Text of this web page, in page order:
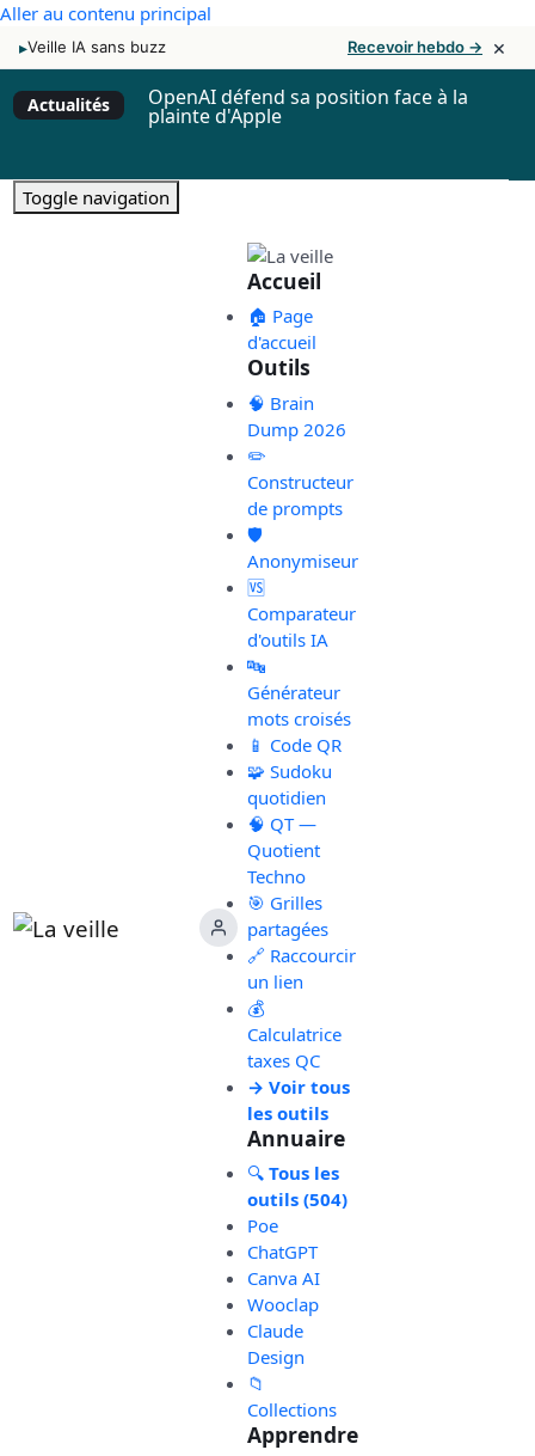
Aller au contenu principal
▸Veille IA sans buzz Recevoir hebdo → ×
Actualités OpenAI défend sa position face à la
plainte d'Apple
Toggle navigation
Accueil
🏠 Page
d'accueil
Outils
🧠 Brain
Dump 2026
✏️
Constructeur
de prompts
🛡️
Anonymiseur
🆚
Comparateur
d'outils IA
🔤
Générateur
mots croisés
📱 Code QR
🧩 Sudoku
quotidien
🧠 QT —
Quotient
Techno
🎯 Grilles
partagées
🔗 Raccourcir
un lien
💰
Calculatrice
taxes QC
→ Voir tous
les outils
Annuaire
🔍 Tous les
outils (504)
Poe
ChatGPT
Canva AI
Wooclap
Claude
Design
📁
Collections
Apprendre